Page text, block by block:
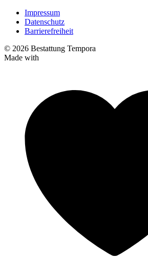
Impressum
Datenschutz
Barrierefreiheit
© 2026 Bestattung Tempora
Made with